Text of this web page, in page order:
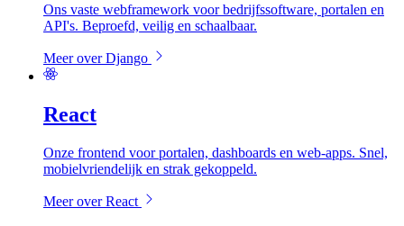
Ons vaste webframework voor bedrijfssoftware, portalen en
API's. Beproefd, veilig en schaalbaar.
Meer over Django
React
Onze frontend voor portalen, dashboards en web-apps. Snel,
mobielvriendelijk en strak gekoppeld.
Meer over React